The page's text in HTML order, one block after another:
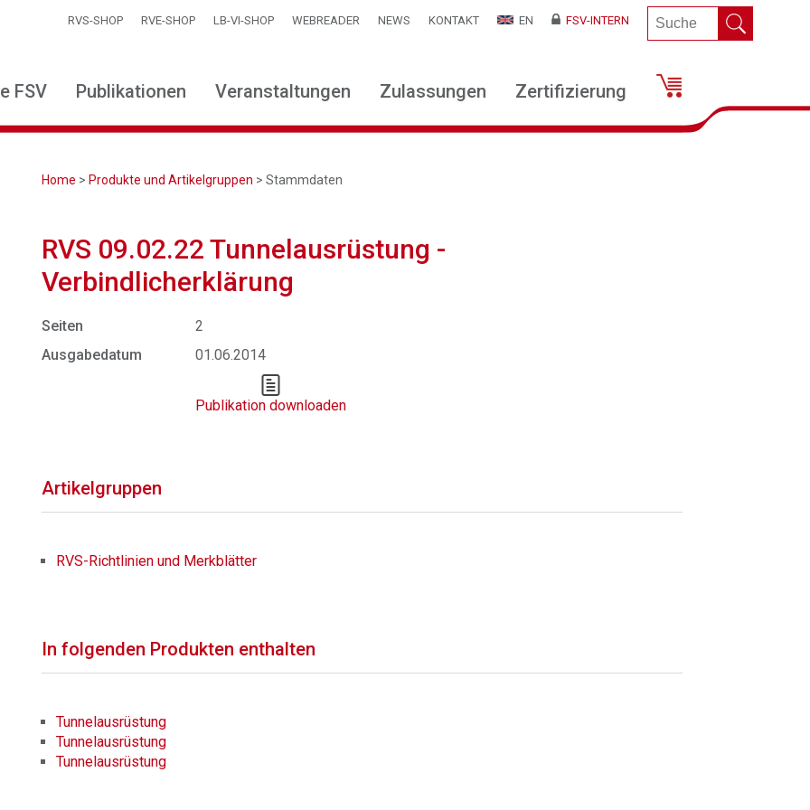
RVS-SHOP RVE-SHOP LB-VI-SHOP WEBREADER NEWS KONTAKT EN FSV-INTERN
FSV Publikationen Veranstaltungen Zulassungen Zertifizierung
Home > Produkte und Artikelgruppen > Stammdaten
RVS 09.02.22 Tunnelausrüstung -
Verbindlicherklärung
Seiten
2
Ausgabedatum
01.06.2014
Publikation downloaden
Artikelgruppen
RVS-Richtlinien und Merkblätter
In folgenden Produkten enthalten
Tunnelausrüstung
Tunnelausrüstung
Tunnelausrüstung